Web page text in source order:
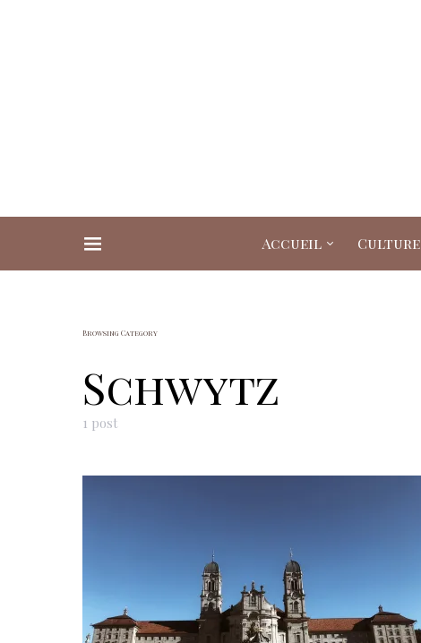
Accueil Culture
Search for:
Browsing Category
Schwytz
1 post